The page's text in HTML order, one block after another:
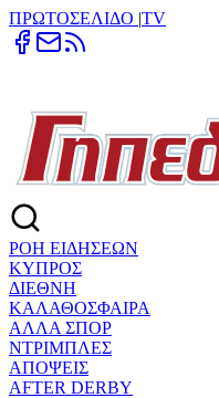
ΠΡΩΤΟΣΕΛΙΔΟ |TV
ΡΟΗ ΕΙΔΗΣΕΩΝ
ΚΥΠΡΟΣ
ΔΙΕΘΝΗ
ΚΑΛΑΘΟΣΦΑΙΡΑ
ΑΛΛΑ ΣΠΟΡ
ΝΤΡΙΜΠΛΕΣ
ΑΠΟΨΕΙΣ
AFTER DERBY